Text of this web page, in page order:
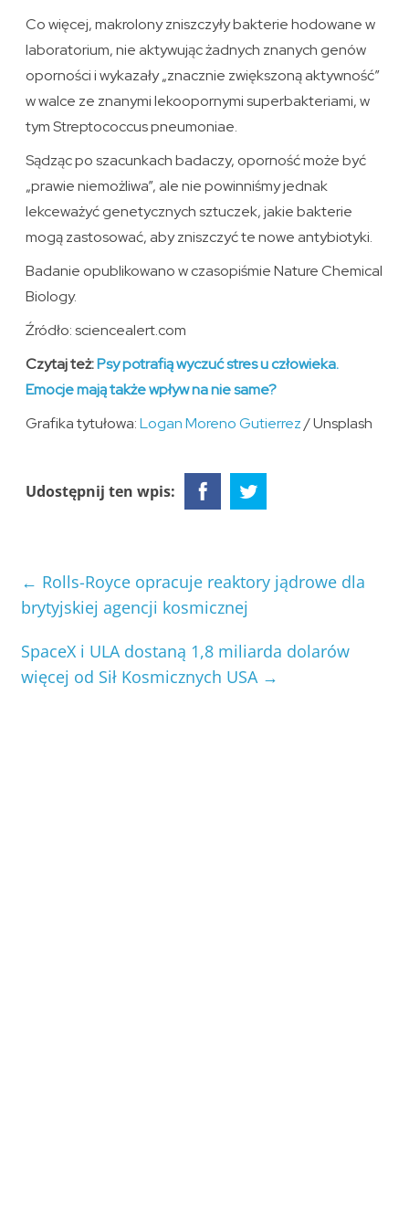
Co więcej, makrolony zniszczyły bakterie hodowane w
laboratorium, nie aktywując żadnych znanych genów
oporności i wykazały „znacznie zwiększoną aktywność”
w walce ze znanymi lekoopornymi superbakteriami, w
tym Streptococcus pneumoniae.
Sądząc po szacunkach badaczy, oporność może być
„prawie niemożliwa”, ale nie powinniśmy jednak
lekceważyć genetycznych sztuczek, jakie bakterie
mogą zastosować, aby zniszczyć te nowe antybiotyki.
Badanie opublikowano w czasopiśmie Nature Chemical
Biology.
Źródło: sciencealert.com
Czytaj też:Psy potrafią wyczuć stres u człowieka.
Emocje mają także wpływ na nie same?
Grafika tytułowa:Logan Moreno Gutierrez/ Unsplash
Udostępnij ten wpis:
← Rolls-Royce opracuje reaktory jądrowe dla
brytyjskiej agencji kosmicznej
SpaceX i ULA dostaną 1,8 miliarda dolarów
więcej od Sił Kosmicznych USA →